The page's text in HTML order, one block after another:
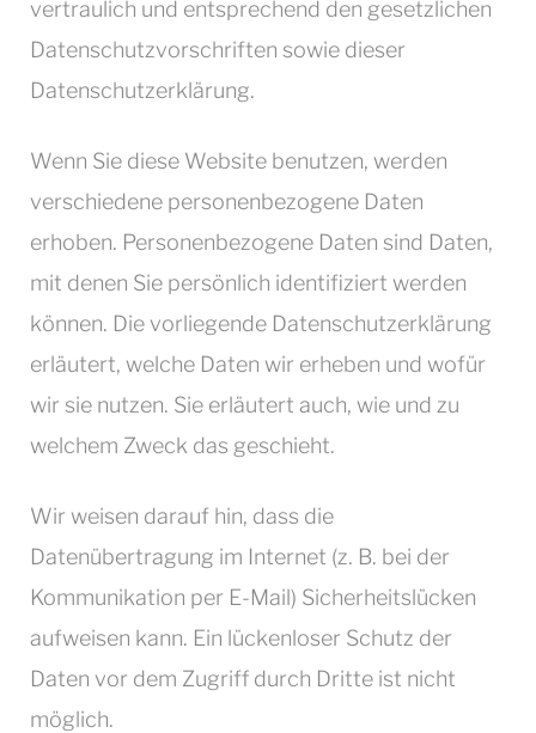
vertraulich und entsprechend den gesetzlichen
Datenschutzvorschriften sowie dieser
Datenschutzerklärung.
Wenn Sie diese Website benutzen, werden
verschiedene personenbezogene Daten
erhoben. Personenbezogene Daten sind Daten,
mit denen Sie persönlich identifiziert werden
können. Die vorliegende Datenschutzerklärung
erläutert, welche Daten wir erheben und wofür
wir sie nutzen. Sie erläutert auch, wie und zu
welchem Zweck das geschieht.
Wir weisen darauf hin, dass die
Datenübertragung im Internet (z. B. bei der
Kommunikation per E-Mail) Sicherheitslücken
aufweisen kann. Ein lückenloser Schutz der
Daten vor dem Zugriff durch Dritte ist nicht
möglich.